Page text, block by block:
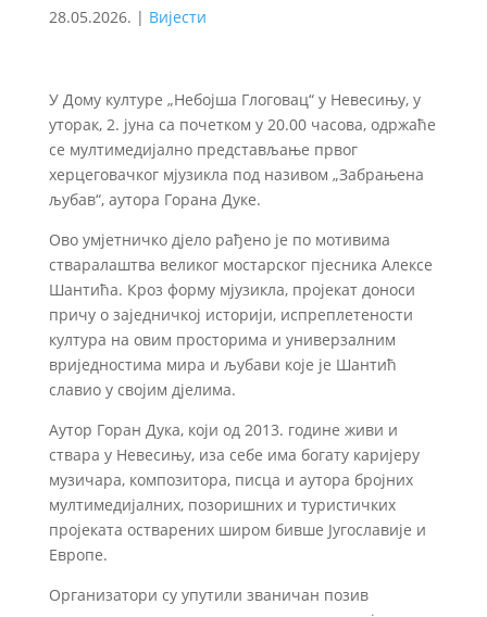
28.05.2026. | Вијести
У Дому културе „Небојша Глоговац“ у Невесињу, у
уторак, 2. јуна са почетком у 20.00 часова, одржаће
се мултимедијално представљање првог
херцеговачког мјузикла под називом „Забрањена
љубав“, аутора Горана Дуке.
Ово умјетничко дјело рађено је по мотивима
стваралаштва великог мостарског пјесника Алексе
Шантића. Кроз форму мјузикла, пројекат доноси
причу о заједничкој историји, испреплетености
култура на овим просторима и универзалним
вриједностима мира и љубави које је Шантић
славио у својим дјелима.
Аутор Горан Дука, који од 2013. године живи и
ствара у Невесињу, иза себе има богату каријеру
музичара, композитора, писца и аутора бројних
мултимедијалних, позоришних и туристичких
пројеката остварених широм бивше Југославије и
Европе.
Организатори су упутили званичан позив